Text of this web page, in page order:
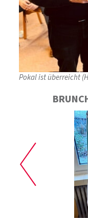
Pokal ist überreicht